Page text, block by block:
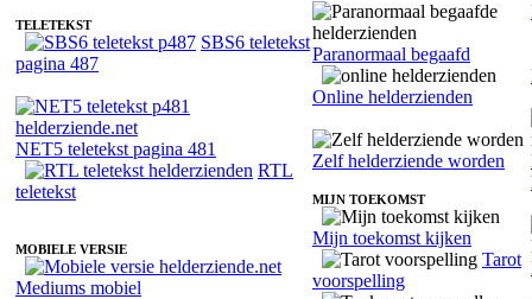
TELETEKST
SBS6 teletekst
pagina 487
NET5 teletekst pagina 481
RTL
teletekst
MOBIELE VERSIE
Mediums mobiel
Paranormaal begaafd
Online helderzienden
Zelf helderziende worden
MIJN TOEKOMST
Mijn toekomst kijken
Tarot
voorspelling